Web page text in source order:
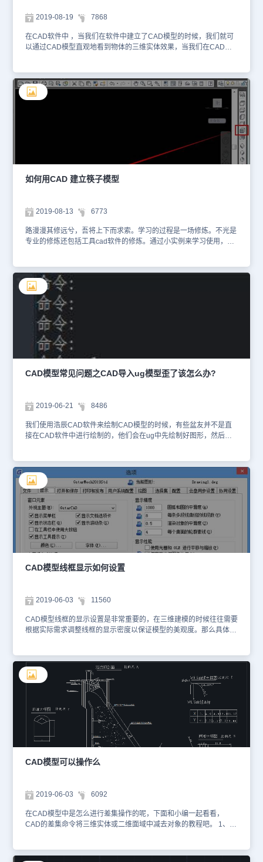
2019-08-19 7868
在CAD软件中 ，当我们在软件中建立了CAD模型的时候，我们就可
以通过CAD模型直观地看到物体的三维实体效果，当我们在CAD模
图】》【实体】》【圆柱体】选项。 2、绘制两个相互叠加的圆柱如
图所示。 3、接着依次选择【修改】》【实体编辑】》【差集】选
项。 4、通过鼠标左键在绘图区选择要从中减去的实体对象，底部大
立的CAD模型中，当我们咋进行差集操作的时候，我们可以借鉴下上
面的操作过程。今天就介绍这么多了。安装浩辰CAD软件试试吧。更
多CAD教程技巧，可关注浩辰CAD官网进行查看。
如何用CAD 建立筷子模型
2019-08-13 6773
路漫漫其修远兮，吾将上下而求索。学习的过程是一场修炼。不光是
专业的修炼还包括工具cad软件的修炼。通过小实例来学习使用，是
中文版，视图——前视LA(图层)——新建两个图层——一个画图，一
个标注。 2.画一个边长为8mm的正方形，倒圆R1mm圆角，再沿正
边形边的中点画一条直线。 3.以直线的中点为圆心，画两个圆，一个
半径为2mm，一个半径为3mm。 4.视图——西南等测视图 5.以圆心
为起点，画一条水平长为250mm的直线。 6.将半径为2mm的圆移到
直线的未端，再将半径为3mm的圆移到直线的150mm长处。
7.loft(放样)——空格——依次点正方形、大圆——小圆——空格——
P(路径)——点直线——空格 8.将视觉样式转成——概念SHA——空
格——C(概念)再将标注图层关闭，Cad中文版筷子画好了 以上就
是本文的内容如何用cad 建立筷子模型，通过筷子模型的建立，来练
习cad放样的做法。在不知不觉中掌握一些cad的使用技巧和命令。
CAD模型常见问题之CAD导入ug模型歪了该怎么办?
2019-06-21 8486
我们使用浩辰CAD软件来绘制CAD模型的时候，有些盆友并不是直
接在CAD软件中进行绘制的，他们会在ug中先绘制好图形，然后再
友可以参考下。CAD导入ug模型歪了该怎么办?这里从UG导出一模
型图 CAD 打开导出的模型，可以看到该模型是歪的。方便作比较，
复制多一模型。 3、选模型的一边作辅助线，该辅助线与相应的斜线
两端相等；此线为参考线。 4、键入对齐命令“AL”，思路是让模型对
齐刚才建立的参考线。 5、选择全部模型，空格后选择第一个源点与
目标点（为同一点）。 6、第二个源点为斜线端点，第二个目标点为
参考线的端点；空格结束第三个源点的选择，选择“Y”对齐缩放（选
“N”也不影响模型因为参考线与模型的斜线端点相等）。 对齐后的模
型。 上面的方法就是今天我们要给大家介绍的关于CAD模型常见问
题中的CAD导入ug模型歪了得解决方法了，步骤很详细的哦！
CAD模型线框显示如何设置
2019-06-03 11560
CAD模型线框的显示设置是非常重要的，在三维建模的时候往往需要
根据实际需求调整线框的显示密度以保证模型的美观度。那么具体需
廓素线，只需要修改该数值即可。 这里大家不要随意的进行设置，
而要结合图纸的设计需要和规则，以及整体的美观效果来设置，更多
的设置方法欢迎访问浩辰官网。
CAD模型可以操作么
2019-06-03 6092
在CAD模型中是怎么进行差集操作的呢，下面和小编一起看看，
CAD的差集命令将三维实体或二维面域中减去对象的教程吧。 1、打
改】》【实体编辑】》【差集】选项。4、通过鼠标左键在绘图区选